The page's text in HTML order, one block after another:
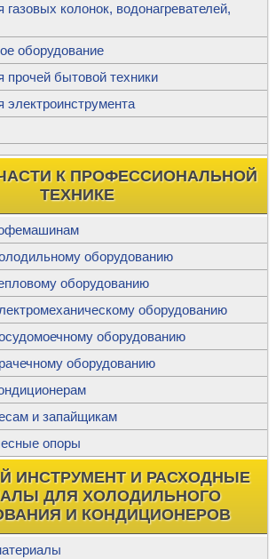
газовых колонок, водонагревателей,
оборудование
прочей бытовой техники
электроинструмента
К ПРОФЕССИОНАЛЬНОЙ
ТЕХНИКЕ
оборудованию
оборудованию
оборудованию
оборудованию
оборудованию
и запайщикам
опоры
ИНСТРУМЕНТ И РАСХОДНЫЕ
ДЛЯ ХОЛОДИЛЬНОГО
И КОНДИЦИОНЕРОВ